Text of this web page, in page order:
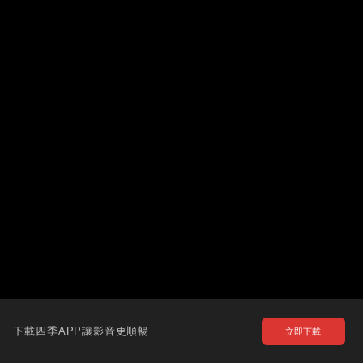
下載四季APP讓影音更順暢 立即下載